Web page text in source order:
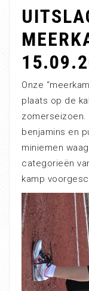
Onze
plaats op de
zomerseizoen.
benjamins en
miniemen
categorieën
kamp